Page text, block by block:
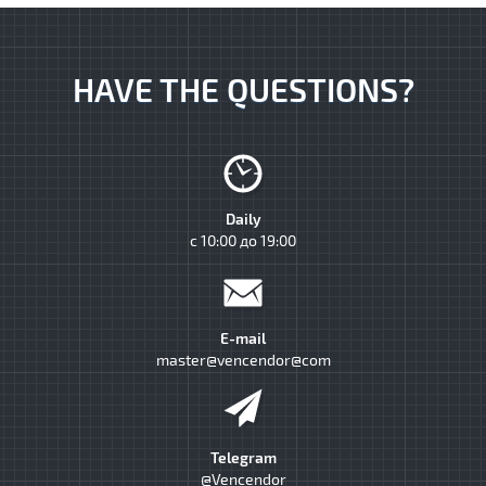
HAVE THE QUESTIONS?
Daily
с 10:00 до 19:00
E-mail
master@vencendor@com
Telegram
@Vencendor